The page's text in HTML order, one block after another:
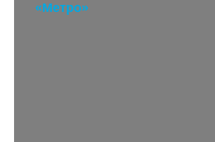
«Метро»